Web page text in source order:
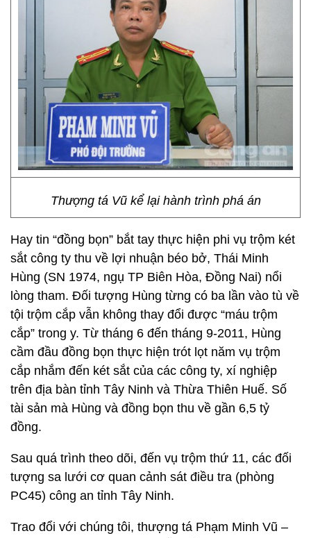
Thượng tá Vũ kể lại hành trình phá án
Hay tin “đồng bọn” bắt tay thực hiện phi vụ trộm két
sắt công ty thu về lợi nhuận béo bở, Thái Minh
Hùng (SN 1974, ngụ TP Biên Hòa, Đồng Nai) nổi
lòng tham. Đối tượng Hùng từng có ba lần vào tù về
tội trộm cắp vẫn không thay đổi được “máu trộm
cắp” trong y. Từ tháng 6 đến tháng 9-2011, Hùng
cầm đầu đồng bọn thực hiện trót lọt năm vụ trộm
cắp nhắm đến két sắt của các công ty, xí nghiệp
trên địa bàn tỉnh Tây Ninh và Thừa Thiên Huế. Số
tài sản mà Hùng và đồng bọn thu về gần 6,5 tỷ
đồng.
Sau quá trình theo dõi, đến vụ trộm thứ 11, các đối
tượng sa lưới cơ quan cảnh sát điều tra (phòng
PC45) công an tỉnh Tây Ninh.
Trao đổi với chúng tôi, thượng tá Phạm Minh Vũ –